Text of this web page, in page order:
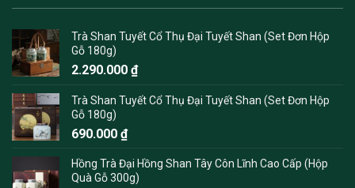
Trà Shan Tuyết Cổ Thụ Đại Tuyết Shan (Set Đơn Hộp
Gỗ 180g)
2.290.000 ₫
Trà Shan Tuyết Cổ Thụ Đại Tuyết Shan (Set Đơn Hộp
Gỗ 180g)
690.000 ₫
Hồng Trà Đại Hồng Shan Tây Côn Lĩnh Cao Cấp (Hộp
Quà Gỗ 300g)